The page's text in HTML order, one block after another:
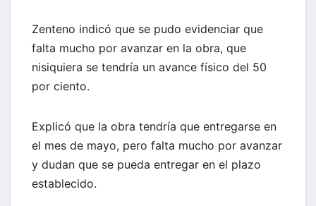
Zenteno indicó que se pudo evidenciar que
falta mucho por avanzar en la obra, que
nisiquiera se tendría un avance físico del 50
por ciento.
Explicó que la obra tendría que entregarse en
el mes de mayo, pero falta mucho por avanzar
y dudan que se pueda entregar en el plazo
establecido.